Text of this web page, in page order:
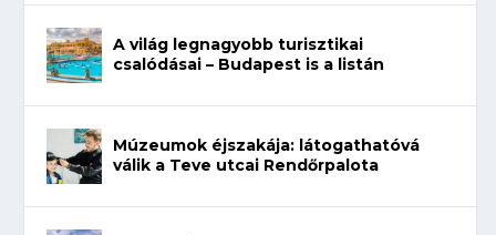
A világ legnagyobb turisztikai
csalódásai – Budapest is a listán
Múzeumok éjszakája: látogathatóvá
válik a Teve utcai Rendőrpalota